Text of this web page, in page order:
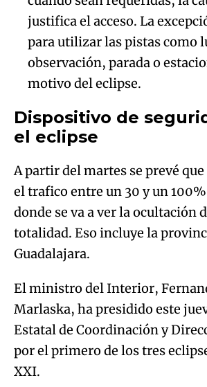
justifica el acceso. La
para utilizar las pistas como
observación, parada o
motivo del eclipse.
Dispositivo de
el eclipse
A partir del martes se prevé
el trafico entre un 30 y un
donde se va a ver la ocultación
totalidad. Eso incluye la
Guadalajara.
El ministro del Interior,
Marlaska, ha presidido este
Estatal de Coordinación y
por el primero de los tres
XXI.